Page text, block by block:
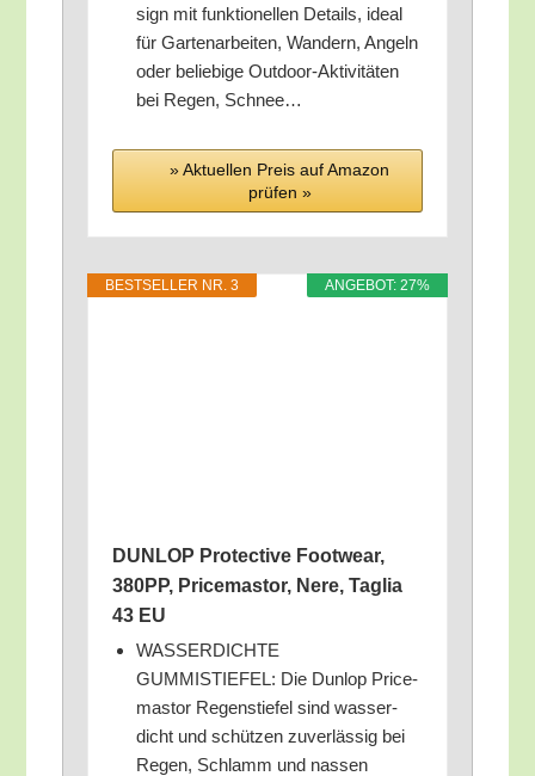
sign mit funk­tio­nel­len Details, ide­al
für Gar­ten­ar­bei­ten, Wan­dern, Angeln
oder belie­bi­ge Out­door-Akti­vi­tä­ten
bei Regen, Schnee…
» Aktu­el­len Preis auf Ama­zon
prü­fen »
ANGE­BOT: 27%
BEST­SEL­LER NR. 3
DUNLOP Pro­tec­ti­ve Foot­wear,
380PP, Pri­ce­mastor, Nere, Taglia
43 EU
WASSERDICHTE
GUMMISTIEFEL: Die Dun­lop Pri­ce­
mastor Regen­stie­fel sind was­ser­
dicht und schüt­zen zuver­läs­sig bei
Regen, Schlamm und nas­sen